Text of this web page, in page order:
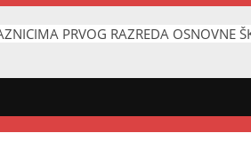
PRVOG RAZREDA OSNOVNE